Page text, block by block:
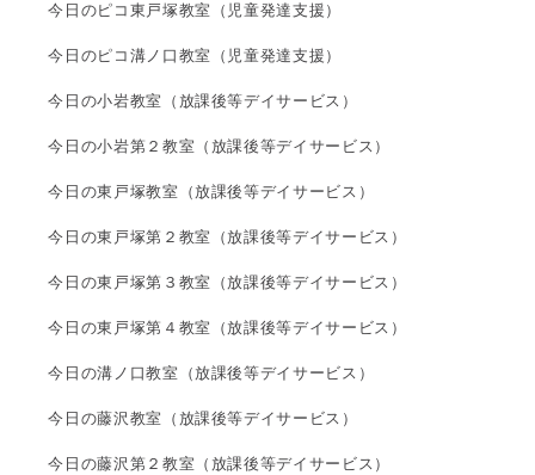
今日のピコ東戸塚教室（児童発達支援）
今日のピコ溝ノ口教室（児童発達支援）
今日の小岩教室（放課後等デイサービス）
今日の小岩第２教室（放課後等デイサービス）
今日の東戸塚教室（放課後等デイサービス）
今日の東戸塚第２教室（放課後等デイサービス）
今日の東戸塚第３教室（放課後等デイサービス）
今日の東戸塚第４教室（放課後等デイサービス）
今日の溝ノ口教室（放課後等デイサービス）
今日の藤沢教室（放課後等デイサービス）
今日の藤沢第２教室（放課後等デイサービス）